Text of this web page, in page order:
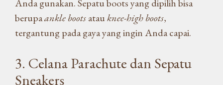
Anda gunakan. Sepatu boots yang dipilih bisa
berupaankle bootsatauknee-high boots,
tergantung pada gaya yang ingin Anda capai.
3. Celana Parachute dan Sepatu
Sneakers